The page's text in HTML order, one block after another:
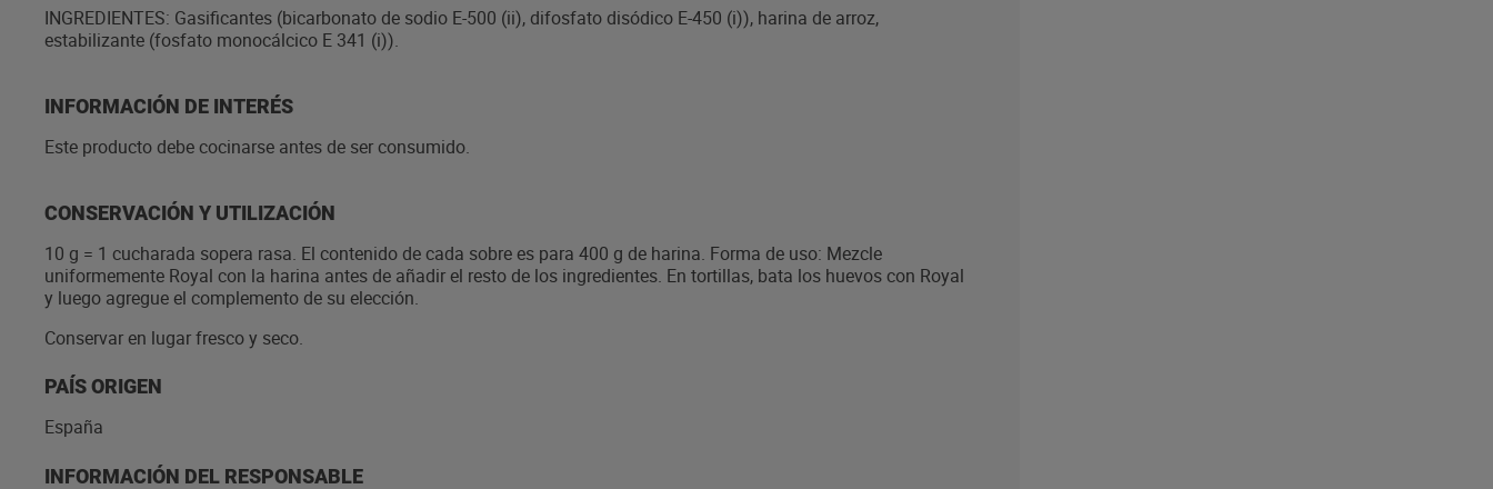
INGREDIENTES: Gasificantes (bicarbonato de sodio E-500 (ii), difosfato disódico E-450 (i)), harina de arroz,
estabilizante (fosfato monocálcico E 341 (i)).
INFORMACIÓN DE INTERÉS
Este producto debe cocinarse antes de ser consumido.
CONSERVACIÓN Y UTILIZACIÓN
10 g = 1 cucharada sopera rasa. El contenido de cada sobre es para 400 g de harina. Forma de uso: Mezcle
uniformemente Royal con la harina antes de añadir el resto de los ingredientes. En tortillas, bata los huevos con Royal
y luego agregue el complemento de su elección.
Conservar en lugar fresco y seco.
PAÍS ORIGEN
España
INFORMACIÓN DEL RESPONSABLE